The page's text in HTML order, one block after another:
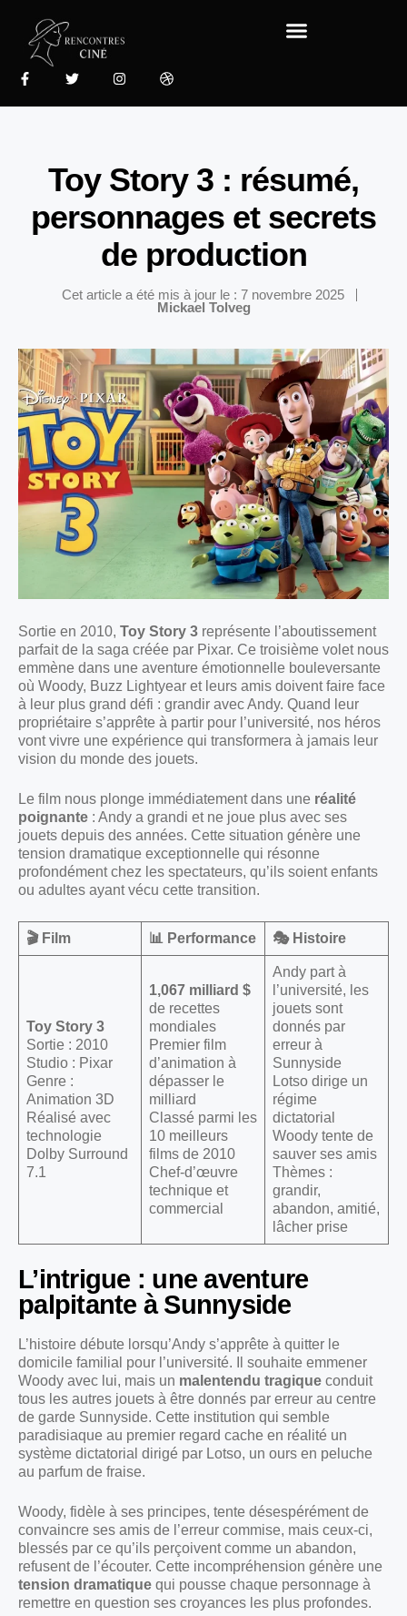
Toy Story 3 : résumé,
personnages et secrets
de production
Cet article a été mis à jour le : 7 novembre 2025
Mickael Tolveg
Sortie en 2010, Toy Story 3 représente l’aboutissement
parfait de la saga créée par Pixar. Ce troisième volet nous
emmène dans une aventure émotionnelle bouleversante
où Woody, Buzz Lightyear et leurs amis doivent faire face
à leur plus grand défi : grandir avec Andy. Quand leur
propriétaire s’apprête à partir pour l’université, nos héros
vont vivre une expérience qui transformera à jamais leur
vision du monde des jouets.
Le film nous plonge immédiatement dans une réalité
poignante : Andy a grandi et ne joue plus avec ses
jouets depuis des années. Cette situation génère une
tension dramatique exceptionnelle qui résonne
profondément chez les spectateurs, qu’ils soient enfants
ou adultes ayant vécu cette transition.
🎬 Film 📊 Performance 🎭 Histoire
Toy Story 3
Sortie : 2010
Studio : Pixar
Genre :
Animation 3D
Réalisé avec
technologie
Dolby Surround
7.1
1,067 milliard $
de recettes
mondiales
Premier film
d’animation à
dépasser le
milliard
Classé parmi les
10 meilleurs
films de 2010
Chef-d’œuvre
technique et
commercial
Andy part à
l’université, les
jouets sont
donnés par
erreur à
Sunnyside
Lotso dirige un
régime
dictatorial
Woody tente de
sauver ses amis
Thèmes :
grandir,
abandon, amitié,
lâcher prise
L’intrigue : une aventure
palpitante à Sunnyside
L’histoire débute lorsqu’Andy s’apprête à quitter le
domicile familial pour l’université. Il souhaite emmener
Woody avec lui, mais un malentendu tragique conduit
tous les autres jouets à être donnés par erreur au centre
de garde Sunnyside. Cette institution qui semble
paradisiaque au premier regard cache en réalité un
système dictatorial dirigé par Lotso, un ours en peluche
au parfum de fraise.
Woody, fidèle à ses principes, tente désespérément de
convaincre ses amis de l’erreur commise, mais ceux-ci,
blessés par ce qu’ils perçoivent comme un abandon,
refusent de l’écouter. Cette incompréhension génère une
tension dramatique qui pousse chaque personnage à
remettre en question ses croyances les plus profondes.